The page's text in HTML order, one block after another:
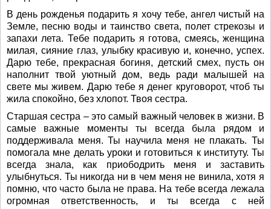
В день рожденья подарить я хочу тебе, ангел чистый на
Земле, песню воды и таинство света, полет стрекозы и
запахи лета. Тебе подарить я готова, смеясь, женщина
милая, сияние глаз, улыбку красивую и, конечно, успех.
Дарю тебе, прекрасная богиня, детский смех, пусть он
наполнит твой уютный дом, ведь ради малышей на
свете мы живем. Дарю тебе я денег круговорот, чтоб ты
жила спокойно, без хлопот. Твоя сестра.
Старшая сестра – это самый важный человек в жизни. В
самые важные моменты ты всегда была рядом и
поддерживала меня. Ты научила меня не плакать. Ты
помогала мне делать уроки и готовиться к институту. Ты
всегда знала, как приободрить меня и заставить
улыбнуться. Ты никогда ни в чем меня не винила, хотя я
помню, что часто была не права. На тебе всегда лежала
огромная ответственность, и ты всегда с ней